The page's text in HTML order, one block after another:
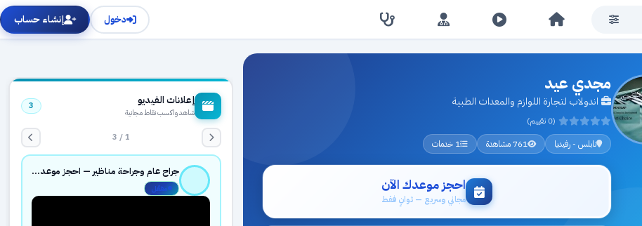
دخول إنشاء حساب
مجدي عيد
اندولاب لتجارة اللوازم والمعدات الطبية
(0 تقييم)
نابلس - رفيديا
761 مشاهدة 1 خدمات
احجز موعدك الآن
مجاني وسريع — ثوانٍ فقط
إعلانات الفيديو
شاهد واكسب نقاط مجانية
3
1 / 3
جراح عام وجراحة مناظير — احجز موعدك بثقة عبر حجزك الطبي
مفعّل